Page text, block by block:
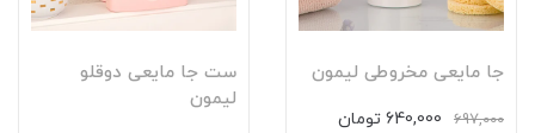
جا مایعی مخروطی لیمون
697,000 640,000 تومان
ست جا مایعی دوقلو
لیمون